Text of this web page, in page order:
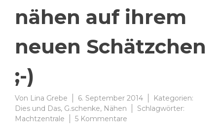
nähen auf ihrem
neuen Schätzchen
;-)
Von Lina Grebe 6. September 2014
Kategorien:
Dies und Das, G.schenke, Nähen
Schlagwörter:
Machtzentrale
5 Kommentare